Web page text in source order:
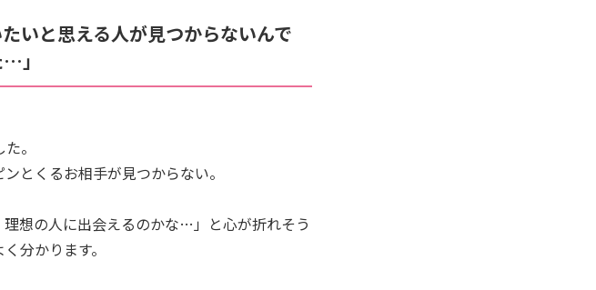
いと思える人が見つからないんで
」
。
とくるお相手が見つからない。
想の人に出会えるのかな…」と心が折れそう
分かります。